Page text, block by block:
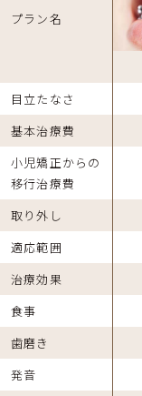
プラン名
目立たなさ
基本治療費
小児矯正からの
移行治療費
取り外し
適応範囲
治療効果
食事
歯磨き
発音